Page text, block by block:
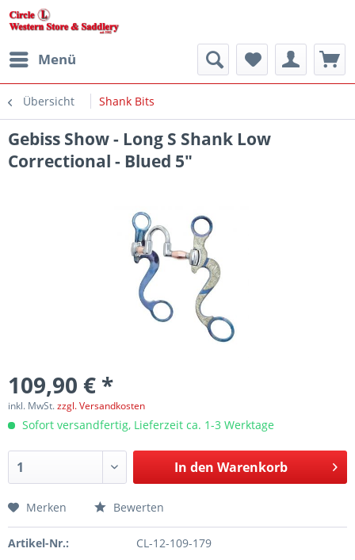
Menü
Übersicht Shank Bits
Gebiss Show - Long S Shank Low
Correctional - Blued 5"
109,90 € *
inkl. MwSt.zzgl. Versandkosten
Sofort versandfertig, Lieferzeit ca. 1-3 Werktage
In den Warenkorb
Merken Bewerten
Artikel-Nr.: CL-12-109-179